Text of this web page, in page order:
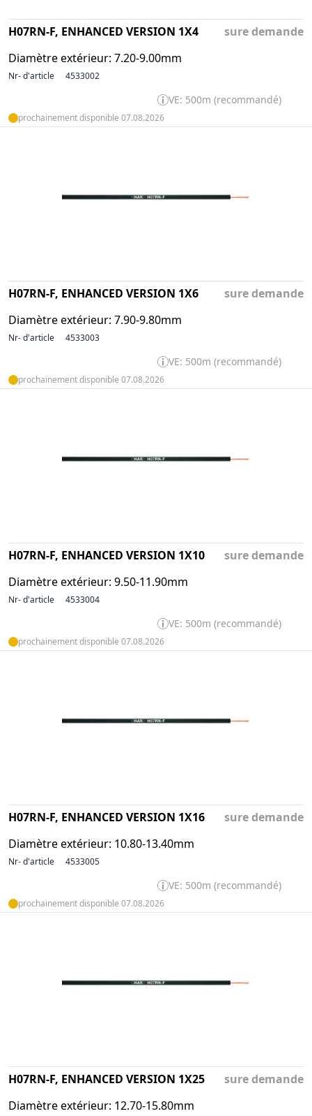
H07RN-F, ENHANCED VERSION 1X4
Diamètre extérieur: 7.20-9.00mm
sure demande
Nr- d'article 4533002
VE: 500m (recommandé)
prochainement disponible 07.08.2026
H07RN-F, ENHANCED VERSION 1X6
Diamètre extérieur: 7.90-9.80mm
sure demande
Nr- d'article 4533003
VE: 500m (recommandé)
prochainement disponible 07.08.2026
H07RN-F, ENHANCED VERSION 1X10
Diamètre extérieur: 9.50-11.90mm
sure demande
Nr- d'article 4533004
VE: 500m (recommandé)
prochainement disponible 07.08.2026
H07RN-F, ENHANCED VERSION 1X16
Diamètre extérieur: 10.80-13.40mm
sure demande
Nr- d'article 4533005
VE: 500m (recommandé)
prochainement disponible 07.08.2026
H07RN-F, ENHANCED VERSION 1X25
Diamètre extérieur: 12.70-15.80mm
sure demande